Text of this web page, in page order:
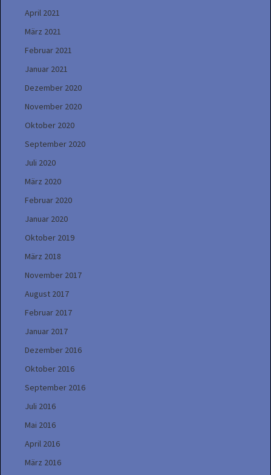
April 2021
März 2021
Februar 2021
Januar 2021
Dezember 2020
November 2020
Oktober 2020
September 2020
Juli 2020
März 2020
Februar 2020
Januar 2020
Oktober 2019
März 2018
November 2017
August 2017
Februar 2017
Januar 2017
Dezember 2016
Oktober 2016
September 2016
Juli 2016
Mai 2016
April 2016
März 2016